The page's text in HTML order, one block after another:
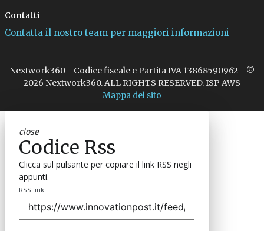
Contatti
Contatta il nostro team per maggiori informazioni
Nextwork360 - Codice fiscale e Partita IVA 13868590962 - ©
2026 Nextwork360. ALL RIGHTS RESERVED. ISP AWS
Mappa del sito
close
Codice Rss
Clicca sul pulsante per copiare il link RSS negli
appunti.
RSS link